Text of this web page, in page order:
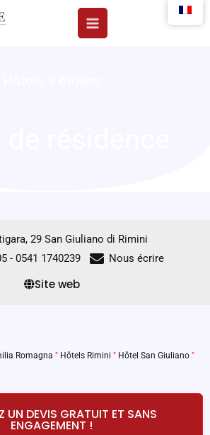
29 San Giuliano di Rimini
- 0541 1740239
Nous écrire
Site web
Romagna " Hôtels Rimini " Hôtel San Giuliano "
UN DEVIS GRATUIT ET SANS
ENGAGEMENT !